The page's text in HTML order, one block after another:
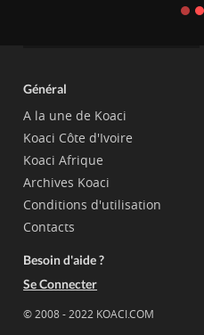
Général
A la une de Koaci
Koaci Côte d'Ivoire
Koaci Afrique
Archives Koaci
Conditions d'utilisation
Contacts
Besoin d'aide ?
Se Connecter
© 2008 - 2022 KOACI.COM